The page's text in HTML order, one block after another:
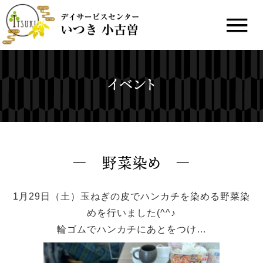
イベント
野菜染め
1月29日（土）玉ねぎの皮でハンカチを染める野菜染
めを行いました(^^♪
輪ゴムでハンカチにあとをつけ…